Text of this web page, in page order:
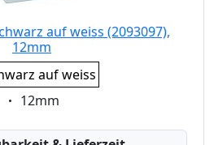
auf weiss (2093097),
12mm
auf weiss
Eigenschaft:
12mm